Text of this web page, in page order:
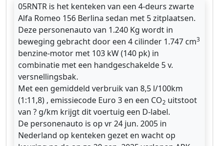
05RNTR is het kenteken van een 4-deurs zwarte
Alfa Romeo 156 Berlina sedan met 5 zitplaatsen.
Deze personenauto van 1.240 Kg wordt in
beweging gebracht door een 4 cilinder 1.747 cm3
benzine-motor met 103 kW (140 pk) in
combinatie met een handgeschakelde 5 v.
versnellingsbak.
Met een gemiddeld verbruik van 8,5 l/100km
(1:11,8) , emissiecode Euro 3 en een CO2 uitstoot
van ? g/km krijgt dit voertuig een D-label.
De personenauto is op vr 24 jun. 2005 in
Nederland op kenteken gezet en wacht op